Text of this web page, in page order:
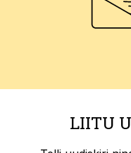
LIITU